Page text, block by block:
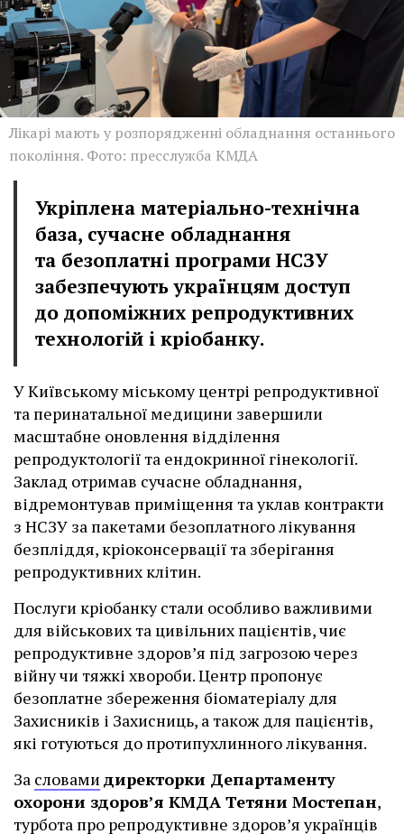
Лікарі мають у розпорядженні обладнання останнього
покоління. Фото: пресслужба КМДА
Укріплена матеріально-технічна
база, сучасне обладнання
та безоплатні програми НСЗУ
забезпечують українцям доступ
до допоміжних репродуктивних
технологій і кріобанку.
У Київському міському центрі репродуктивної
та перинатальної медицини завершили
масштабне оновлення відділення
репродуктології та ендокринної гінекології.
Заклад отримав сучасне обладнання,
відремонтував приміщення та уклав контракти
з НСЗУ за пакетами безоплатного лікування
безпліддя, кріоконсервації та зберігання
репродуктивних клітин.
Послуги кріобанку стали особливо важливими
для військових та цивільних пацієнтів, чиє
репродуктивне здоров’я під загрозою через
війну чи тяжкі хвороби. Центр пропонує
безоплатне збереження біоматеріалу для
Захисників і Захисниць, а також для пацієнтів,
які готуються до протипухлинного лікування.
За словамидиректорки Департаменту
охорони здоров’я КМДА Тетяни Мостепан,
турбота про репродуктивне здоров’я українців